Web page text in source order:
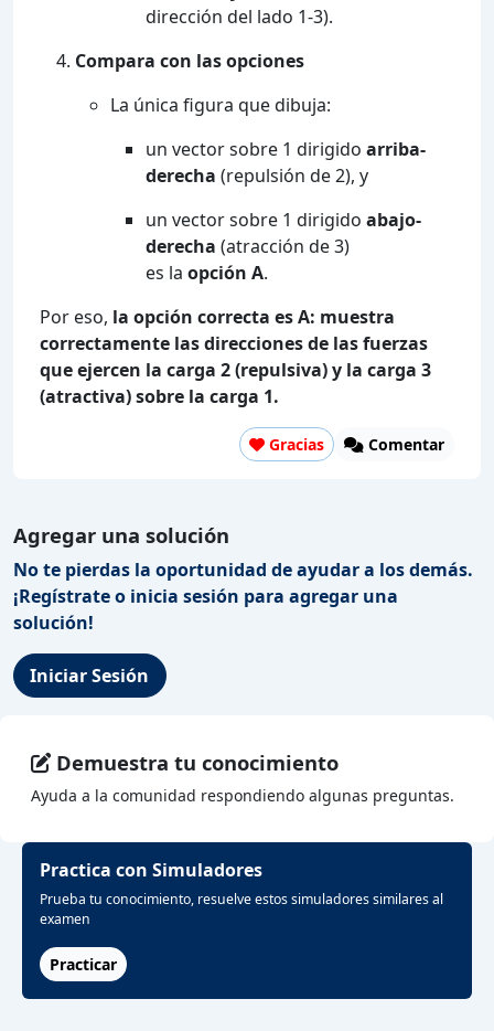
dirección del lado 1-3).
Compara con las opciones
La única figura que dibuja:
un vector sobre 1 dirigido arriba-
derecha (repulsión de 2), y
un vector sobre 1 dirigido abajo-
derecha (atracción de 3)
es la opción A.
Por eso, la opción correcta es A: muestra
correctamente las direcciones de las fuerzas
que ejercen la carga 2 (repulsiva) y la carga 3
(atractiva) sobre la carga 1.
Gracias Comentar
Agregar una solución
No te pierdas la oportunidad de ayudar a los demás.
¡Regístrate o inicia sesión para agregar una
solución!
Iniciar Sesión
Demuestra tu conocimiento
Ayuda a la comunidad respondiendo algunas preguntas.
Practica con Simuladores
Prueba tu conocimiento, resuelve estos simuladores similares al
examen
Practicar